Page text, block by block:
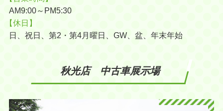
AM9:00～PM5:30
【休日】
日、祝日、第2・第4月曜日、GW、盆、年末年始
秋光店 中古車展示場